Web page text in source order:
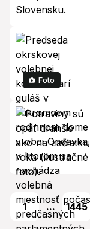
Foto
1 ... 1445